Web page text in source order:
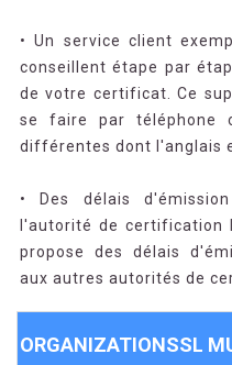
• Un service client
conseillent étape par
de votre certificat. Ce
se faire par téléphone
différentes dont l'anglais
• Des délais
l'autorité de certification
propose des délais
aux autres autorités de
ORGANIZATIONSSL